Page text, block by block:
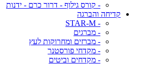
- קורס גילוף - דרור כרם - ידנות
קדיחה והברגה
- STAR-M
- מברגים
- מברזים ומחרוקות לעץ
- מקדחי פורסטנר
- מקדחים וביטים